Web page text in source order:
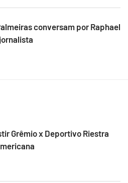
conversam por Raphael
Grêmio x Deportivo Riestra